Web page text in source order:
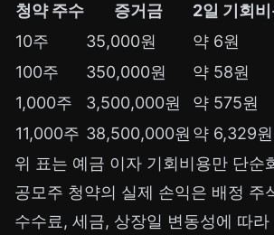
청약 주수
증거금
2일 기회
10주
35,000원
약 6원
100주
350,000원
약 58원
1,000주
3,500,000원
약 575원
11,000주 38,500,000원 약 6,329원
위 표는 예금 이자 기회비용만 단순
공모주 청약의 실제 손익은 배정 주
수수료, 세금, 상장일 변동성에 따